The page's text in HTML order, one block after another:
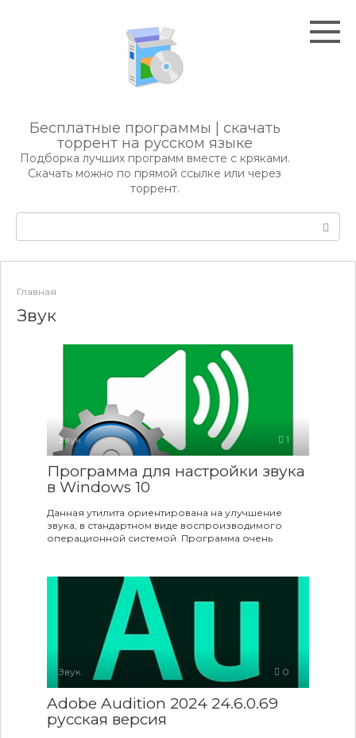
Бесплатные программы | скачать
торрент на русском языке
Подборка лучших программ вместе с кряками.
Скачать можно по прямой ссылке или через
торрент.
Главная
Звук
Звук 1
Программа для настройки звука
в Windows 10
Данная утилита ориентирована на улучшение
звука, в стандартном виде воспроизводимого
операционной системой. Программа очень
Звук 0
Adobe Audition 2024 24.6.0.69
русская версия